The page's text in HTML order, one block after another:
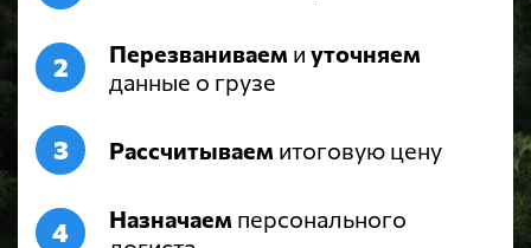
Перезваниваем и уточняем
данные о грузе
Рассчитываем итоговую цену
Назначаем персонального